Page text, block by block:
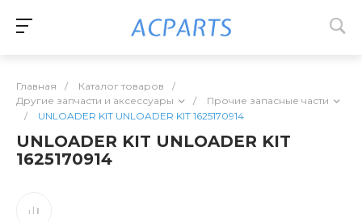
Главная / Каталог товаров
/
Другие запчасти и аксессуары
/
Прочие запасные части
/
UNLOADER KIT UNLOADER KIT 1625170914
UNLOADER KIT UNLOADER KIT
1625170914